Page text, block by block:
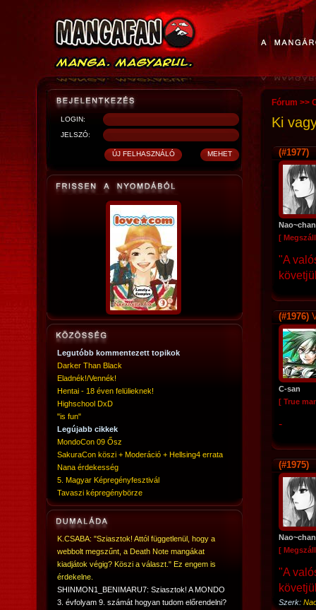
LOGIN:
JELSZÓ:
Legutóbb kommentezett topikok
Darker Than Black
Eladnék!/Vennék!
Hentai - 18 éven felülieknek!
Highschool DxD
"is fun"
Legújabb cikkek
MondoCon 09 Ősz
SakuraCon köszi + Moderáció + Hellsing4 errata
Nana érdekesség
5. Magyar Képregényfesztivál
Tavaszi képregénybörze
K.CSABA: "Sziasztok! Attól függetlenül, hogy a
webbolt megszűnt, a Death Note mangákat
kiadjátok végig? Köszi a választ." Ez engem is
érdekelne.
SHINMON1_BENIMARU7: Sziasztok! A MONDO
3. évfolyam 9. számát hogyan tudom előrendelni?
Fórum >>
Ki
(#1977)
Nao~chan
[
"A
(#1976)
C-san
[ True
-
(#1975)
Nao~chan
[
"A
Szerk: